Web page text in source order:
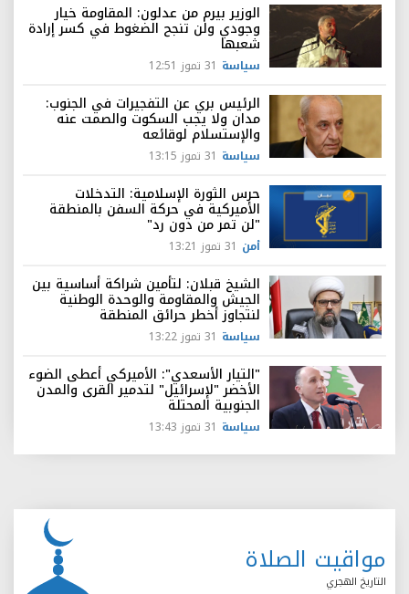
الوزير بيرم من عدلون: المقاومة خيار
وجودي ولن تنجح الضغوط في كسر إرادة
شعبها
سياسة 31 تموز 12:51
الرئيس بري عن التفجيرات في الجنوب:
مدان ولا يجب السكوت والصمت عنه
والإستسلام لوقائعه
سياسة 31 تموز 13:15
حرس الثورة الإسلامية: التدخلات
الأميركية في حركة السفن بالمنطقة
"لن تمر من دون رد"
أمن 31 تموز 13:21
الشيخ قبلان: لتأمين شراكة أساسية بين
الجيش والمقاومة والوحدة الوطنية
لنتجاوز أخطر حرائق المنطقة
سياسة 31 تموز 13:22
"التيار الأسعدي": الأميركي أعطى الضوء
الأخضر "لإسرائيل" لتدمير القرى والمدن
الجنوبية المحتلة
سياسة 31 تموز 13:43
مواقيت الصلاة
التاريخ الهجري